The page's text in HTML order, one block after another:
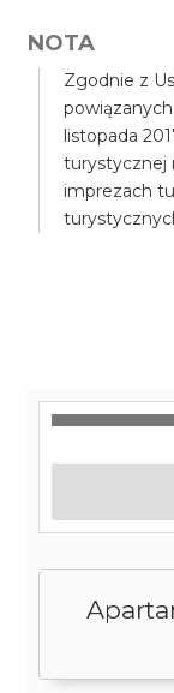
NOTA
Zgodnie z
listopada
turystycznej
imprezach